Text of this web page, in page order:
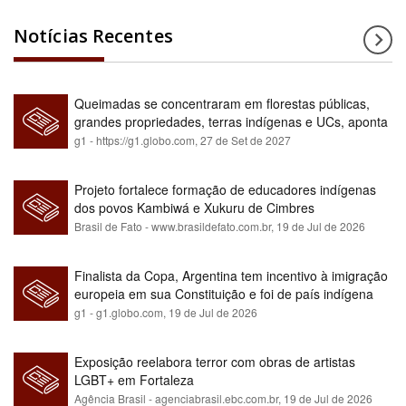
Notícias Recentes
Queimadas se concentraram em florestas públicas,
grandes propriedades, terras indígenas e UCs, aponta
relatório
g1 - https://g1.globo.com, 27 de Set de 2027
Projeto fortalece formação de educadores indígenas
dos povos Kambiwá e Xukuru de Cimbres
Brasil de Fato - www.brasildefato.com.br, 19 de Jul de 2026
Finalista da Copa, Argentina tem incentivo à imigração
europeia em sua Constituição e foi de país indígena
para maioria branca
g1 - g1.globo.com, 19 de Jul de 2026
Exposição reelabora terror com obras de artistas
LGBT+ em Fortaleza
Agência Brasil - agenciabrasil.ebc.com.br, 19 de Jul de 2026